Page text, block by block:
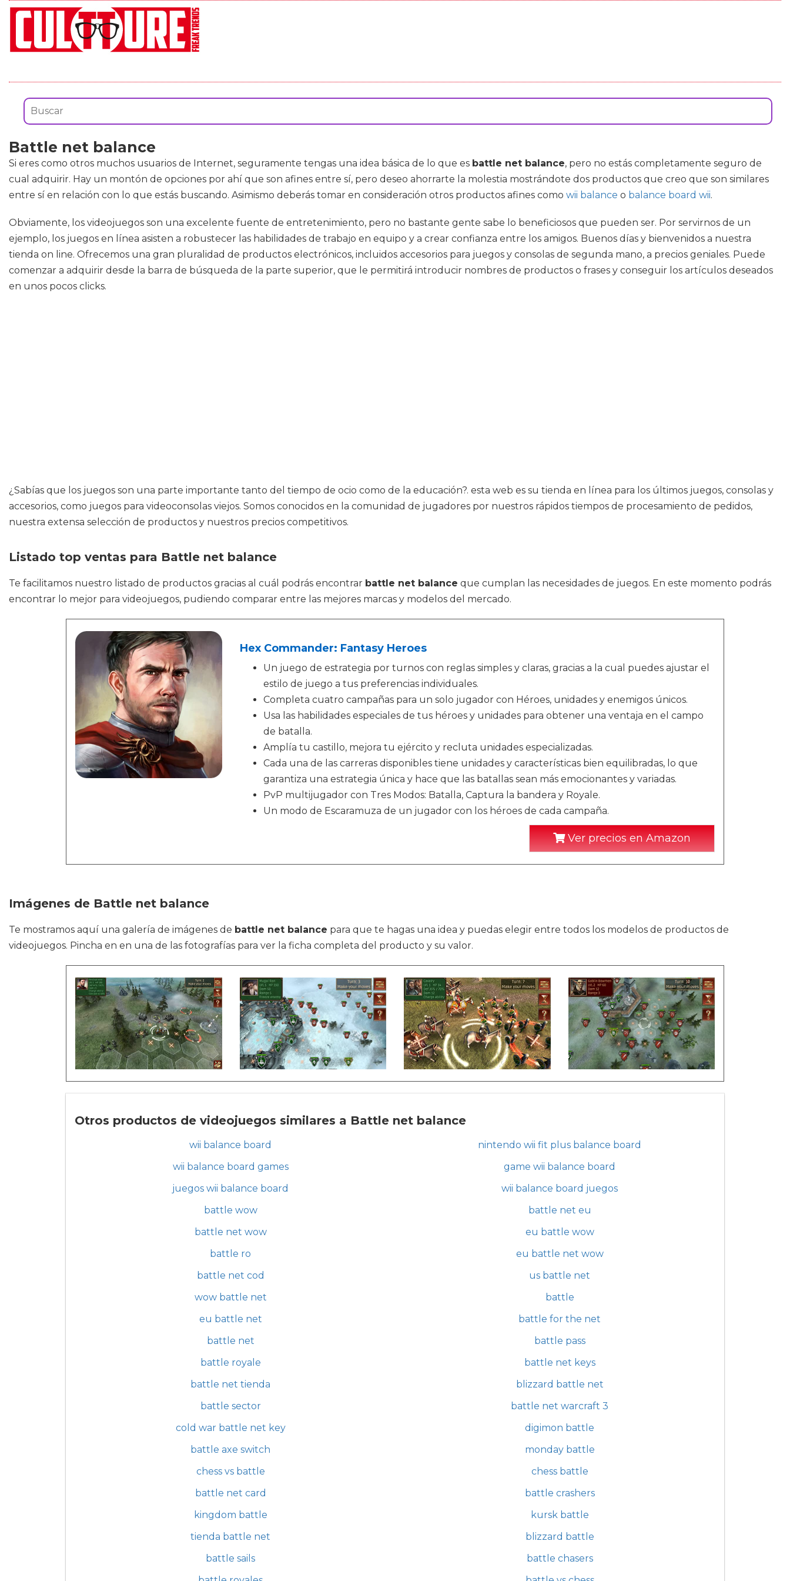
Battle net balance
Si eres como otros muchos usuarios de Internet, seguramente tengas una idea básica de lo que es battle net balance, pero no estás completamente seguro de
cual adquirir. Hay un montón de opciones por ahí que son afines entre sí, pero deseo ahorrarte la molestia mostrándote dos productos que creo que son similares
entre sí en relación con lo que estás buscando. Asimismo deberás tomar en consideración otros productos afines como wii balance o balance board wii.
Obviamente, los videojuegos son una excelente fuente de entretenimiento, pero no bastante gente sabe lo beneficiosos que pueden ser. Por servirnos de un
ejemplo, los juegos en línea asisten a robustecer las habilidades de trabajo en equipo y a crear confianza entre los amigos. Buenos días y bienvenidos a nuestra
tienda on line. Ofrecemos una gran pluralidad de productos electrónicos, incluidos accesorios para juegos y consolas de segunda mano, a precios geniales. Puede
comenzar a adquirir desde la barra de búsqueda de la parte superior, que le permitirá introducir nombres de productos o frases y conseguir los artículos deseados
en unos pocos clicks.
¿Sabías que los juegos son una parte importante tanto del tiempo de ocio como de la educación?. esta web es su tienda en línea para los últimos juegos, consolas y
accesorios, como juegos para videoconsolas viejos. Somos conocidos en la comunidad de jugadores por nuestros rápidos tiempos de procesamiento de pedidos,
nuestra extensa selección de productos y nuestros precios competitivos.
Listado top ventas para Battle net balance
Te facilitamos nuestro listado de productos gracias al cuál podrás encontrar battle net balance que cumplan las necesidades de juegos. En este momento podrás
encontrar lo mejor para videojuegos, pudiendo comparar entre las mejores marcas y modelos del mercado.
Hex Commander: Fantasy Heroes
Un juego de estrategia por turnos con reglas simples y claras, gracias a la cual puedes ajustar el
estilo de juego a tus preferencias individuales.
Completa cuatro campañas para un solo jugador con Héroes, unidades y enemigos únicos.
Usa las habilidades especiales de tus héroes y unidades para obtener una ventaja en el campo
de batalla.
Amplía tu castillo, mejora tu ejército y recluta unidades especializadas.
Cada una de las carreras disponibles tiene unidades y características bien equilibradas, lo que
garantiza una estrategia única y hace que las batallas sean más emocionantes y variadas.
PvP multijugador con Tres Modos: Batalla, Captura la bandera y Royale.
Un modo de Escaramuza de un jugador con los héroes de cada campaña.
Ver precios en Amazon
Imágenes de Battle net balance
Te mostramos aquí una galería de imágenes de battle net balance para que te hagas una idea y puedas elegir entre todos los modelos de productos de
videojuegos. Pincha en en una de las fotografías para ver la ficha completa del producto y su valor.
Otros productos de videojuegos similares a Battle net balance
wii balance board
nintendo wii fit plus balance board
wii balance board games
game wii balance board
juegos wii balance board
wii balance board juegos
battle wow
battle net eu
battle net wow
eu battle wow
battle ro
eu battle net wow
battle net cod
us battle net
wow battle net
battle
eu battle net
battle for the net
battle net
battle pass
battle royale
battle net keys
battle net tienda
blizzard battle net
battle sector
battle net warcraft 3
cold war battle net key
digimon battle
battle axe switch
monday battle
chess vs battle
chess battle
battle net card
battle crashers
kingdom battle
kursk battle
tienda battle net
blizzard battle
battle sails
battle chasers